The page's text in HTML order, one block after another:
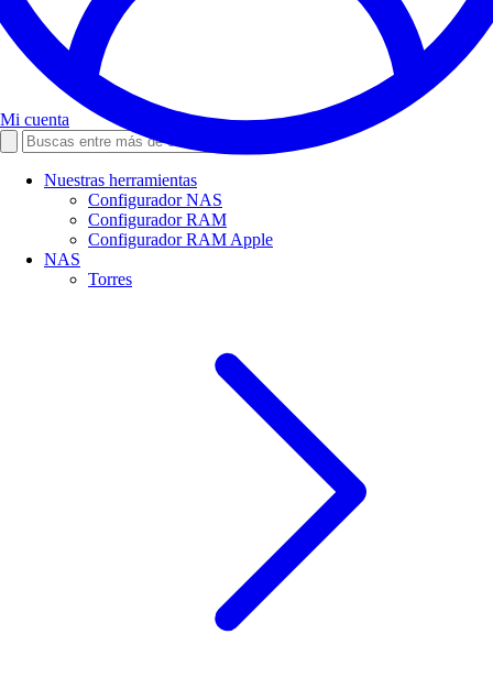
Mi cuenta
Nuestras herramientas
Configurador NAS
Configurador RAM
Configurador RAM Apple
NAS
Torres